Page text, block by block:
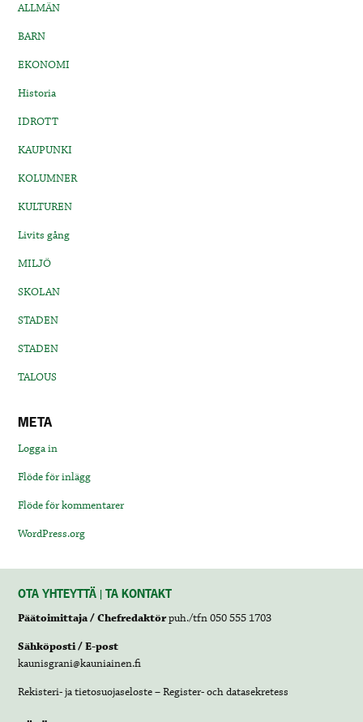
ALLMÄN
BARN
EKONOMI
Historia
IDROTT
KAUPUNKI
KOLUMNER
KULTUREN
Livits gång
MILJÖ
SKOLAN
STADEN
STADEN
TALOUS
META
Logga in
Flöde för inlägg
Flöde för kommentarer
WordPress.org
OTA YHTEYTTÄ | TA KONTAKT
Päätoimittaja / Chefredaktörpuh./tfn 050 555 1703
Sähköposti / E-post
kaunisgrani@kauniainen.fi
Rekisteri- ja tietosuojaseloste – Register- och datasekretess